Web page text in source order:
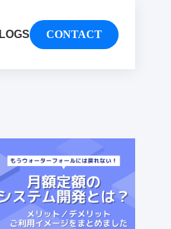
CONTACT